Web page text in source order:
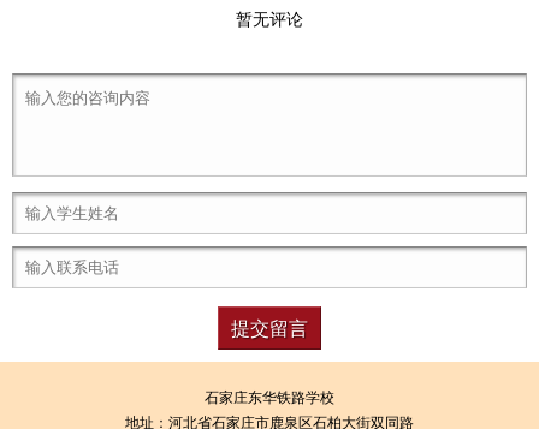
暂无评论
石家庄东华铁路学校
地址： 河北省石家庄市鹿泉区石柏大街双同路